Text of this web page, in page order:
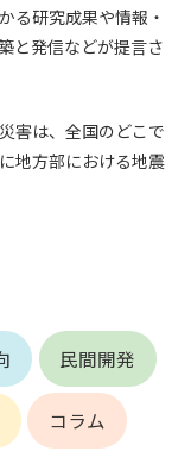
る研究成果や情報・
と発信などが提言さ
害は、全国のどこで
地方部における地震
民間開発
コラム
びパスワードの使
ことはできませ
、使用上の過誤、
ないものとしま
的所有権を侵害す
等を侵害する行